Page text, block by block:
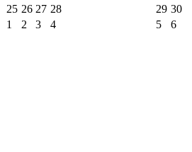
25 26 27 28 29 30
1 2 3 4 5 6